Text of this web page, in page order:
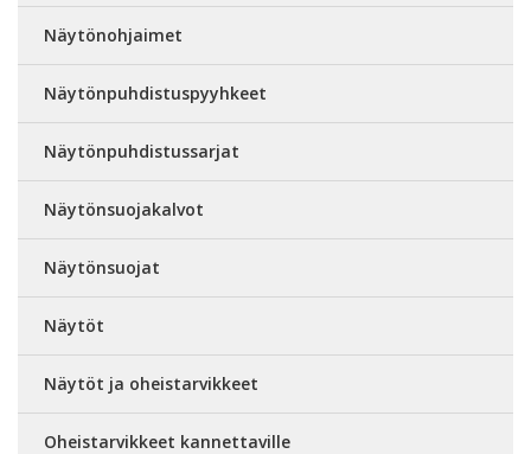
Näytönohjaimet
Näytönpuhdistuspyyhkeet
Näytönpuhdistussarjat
Näytönsuojakalvot
Näytönsuojat
Näytöt
Näytöt ja oheistarvikkeet
Oheistarvikkeet kannettaville